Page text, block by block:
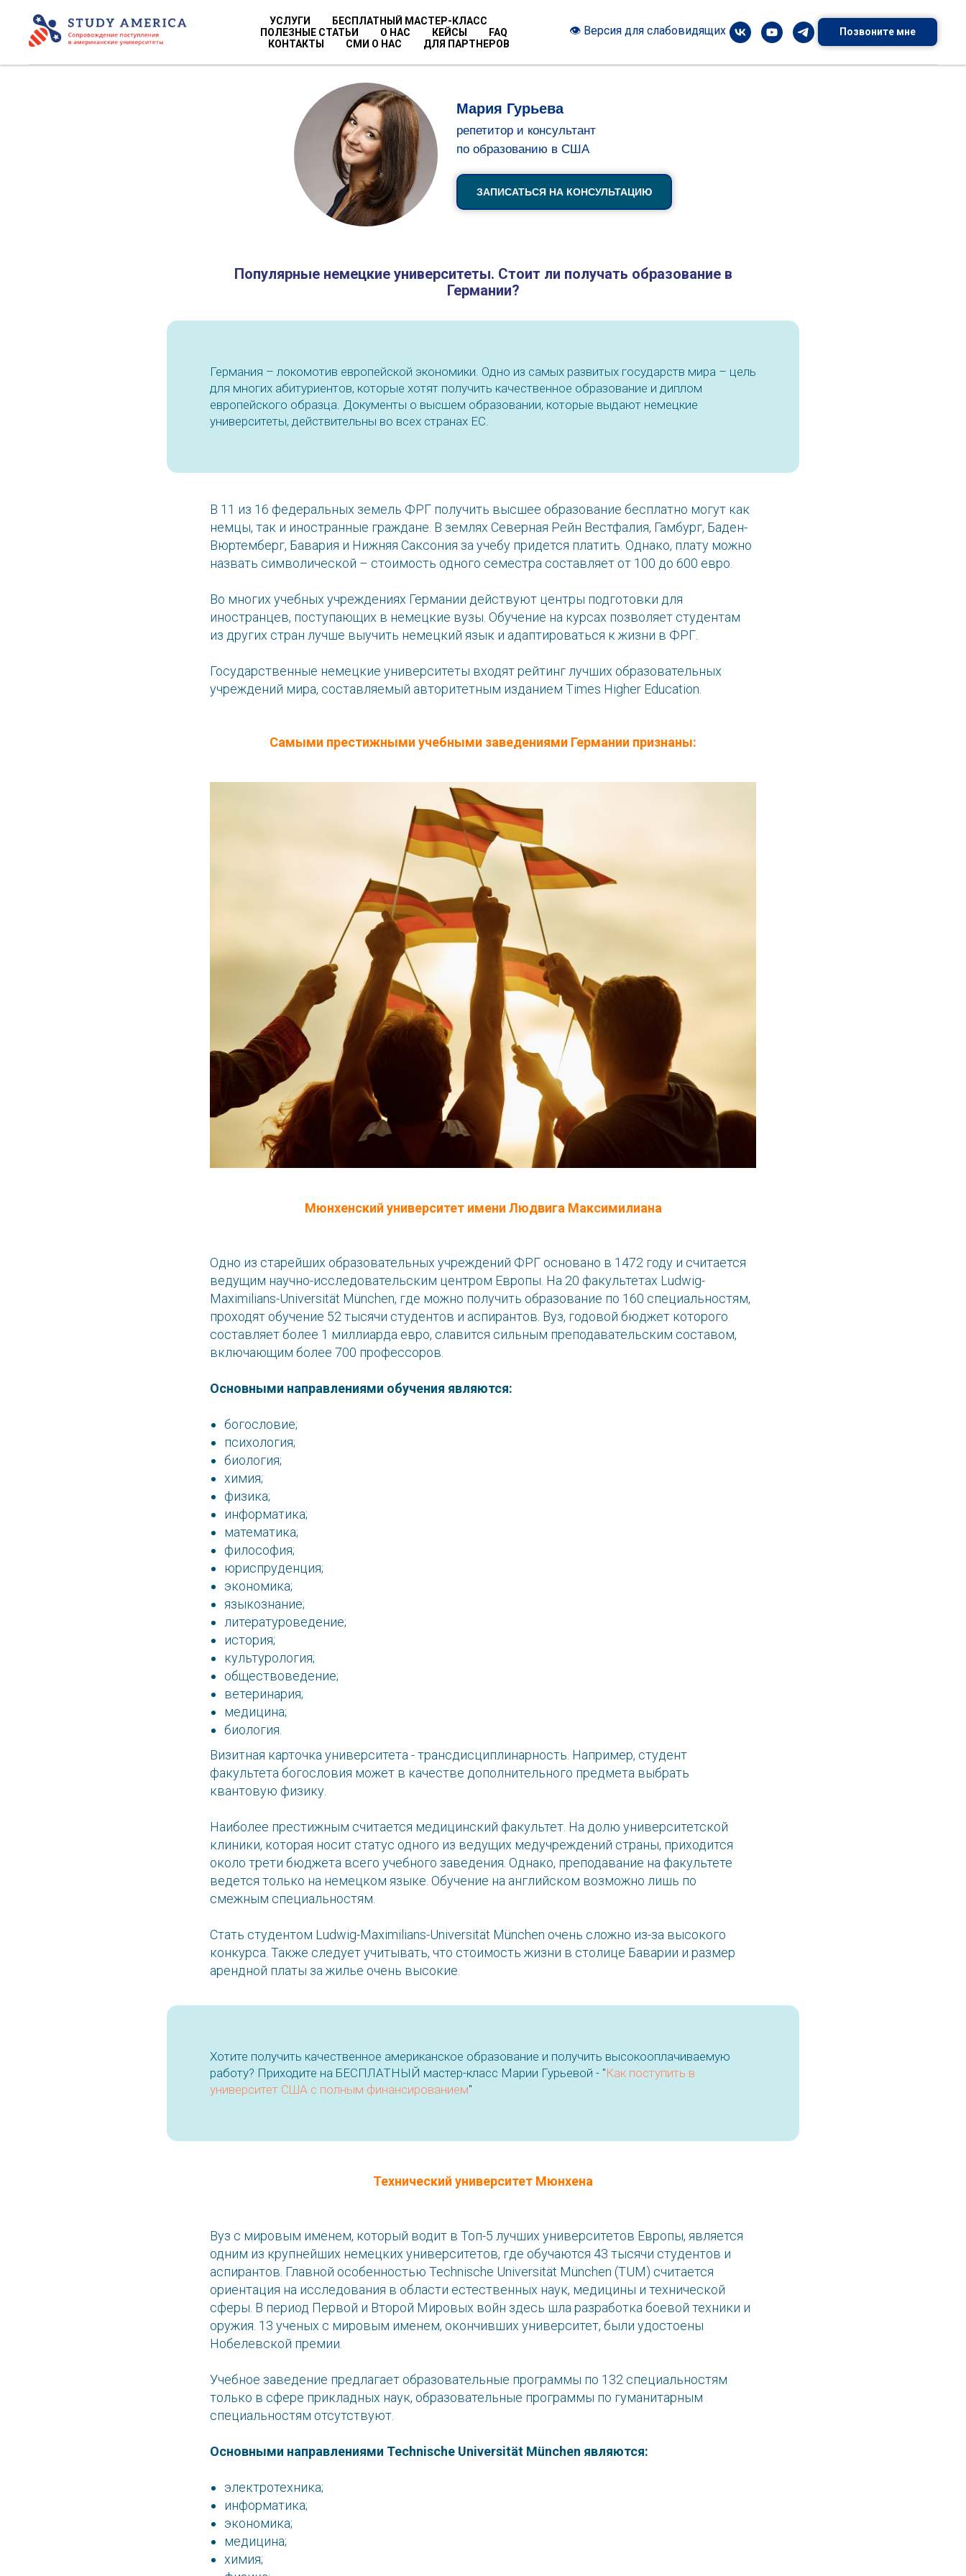
УСЛУГИ
БЕСПЛАТНЫЙ МАСТЕР-КЛАСС
ПОЛЕЗНЫЕ СТАТЬИ
О НАС КЕЙСЫ
FAQ
КОНТАКТЫ
СМИ О НАС ДЛЯ ПАРТНЕРОВ
👁 Версия для слабовидящих Позвоните мне
Мария Гурьева
репетитор и консультант
по образованию в США
ЗАПИСАТЬСЯ НА КОНСУЛЬТАЦИЮ
Популярные немецкие университеты. Стоит ли получать образование в
Германии?
Германия – локомотив европейской экономики. Одно из самых развитых государств мира – цель
для многих абитуриентов, которые хотят получить качественное образование и диплом
европейского образца. Документы о высшем образовании, которые выдают немецкие
университеты, действительны во всех странах ЕС.
В 11 из 16 федеральных земель ФРГ получить высшее образование бесплатно могут как
немцы, так и иностранные граждане. В землях Северная Рейн Вестфалия, Гамбург, Баден-
Вюртемберг, Бавария и Нижняя Саксония за учебу придется платить. Однако, плату можно
назвать символической – стоимость одного семестра составляет от 100 до 600 евро.
Во многих учебных учреждениях Германии действуют центры подготовки для
иностранцев, поступающих в немецкие вузы. Обучение на курсах позволяет студентам
из других стран лучше выучить немецкий язык и адаптироваться к жизни в ФРГ.
Государственные немецкие университеты входят рейтинг лучших образовательных
учреждений мира, составляемый авторитетным изданием Times Higher Education.
Самыми престижными учебными заведениями Германии признаны:
Мюнхенский университет имени Людвига Максимилиана
Одно из старейших образовательных учреждений ФРГ основано в 1472 году и считается
ведущим научно-исследовательским центром Европы. На 20 факультетах Ludwig-
Maximilians-Universität München, где можно получить образование по 160 специальностям,
проходят обучение 52 тысячи студентов и аспирантов. Вуз, годовой бюджет которого
составляет более 1 миллиарда евро, славится сильным преподавательским составом,
включающим более 700 профессоров.
Основными направлениями обучения являются:
богословие;
психология;
биология;
химия;
физика;
информатика;
математика;
философия;
юриспруденция;
экономика;
языкознание;
литературоведение;
история;
культурология;
обществоведение;
ветеринария;
медицина;
биология.
Визитная карточка университета - трансдисциплинарность. Например, студент
факультета богословия может в качестве дополнительного предмета выбрать
квантовую физику.
Наиболее престижным считается медицинский факультет. На долю университетской
клиники, которая носит статус одного из ведущих медучреждений страны, приходится
около трети бюджета всего учебного заведения. Однако, преподавание на факультете
ведется только на немецком языке. Обучение на английском возможно лишь по
смежным специальностям.
Стать студентом Ludwig-Maximilians-Universität München очень сложно из-за высокого
конкурса. Также следует учитывать, что стоимость жизни в столице Баварии и размер
арендной платы за жилье очень высокие.
Хотите получить качественное американское образование и получить высокооплачиваемую
работу? Приходите на БЕСПЛАТНЫЙ мастер-класс Марии Гурьевой - "Как поступить в
университет США с полным финансированием"
Технический университет Мюнхена
Вуз с мировым именем, который водит в Топ-5 лучших университетов Европы, является
одним из крупнейших немецких университетов, где обучаются 43 тысячи студентов и
аспирантов. Главной особенностью Technische Universität München (TUM) считается
ориентация на исследования в области естественных наук, медицины и технической
сферы. В период Первой и Второй Мировых войн здесь шла разработка боевой техники и
оружия. 13 ученых с мировым именем, окончивших университет, были удостоены
Нобелевской премии.
Учебное заведение предлагает образовательные программы по 132 специальностям
только в сфере прикладных наук, образовательные программы по гуманитарным
специальностям отсутствуют.
Основными направлениями Technische Universität München являются:
электротехника;
информатика;
экономика;
медицина;
химия;